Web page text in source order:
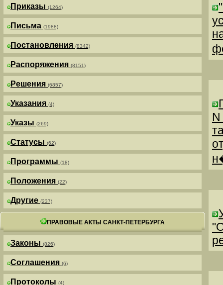
Приказы (1264)
Письма (1988)
Постановления (8342)
Распоряжения (8151)
Решения (6857)
Указания (4)
Указы (269)
Статусы (62)
Программы (18)
Положения (22)
Другие (237)
ПРАВОВЫЕ АКТЫ САНКТ-ПЕТЕРБУРГА
Законы (826)
Соглашения (6)
Протоколы (4)